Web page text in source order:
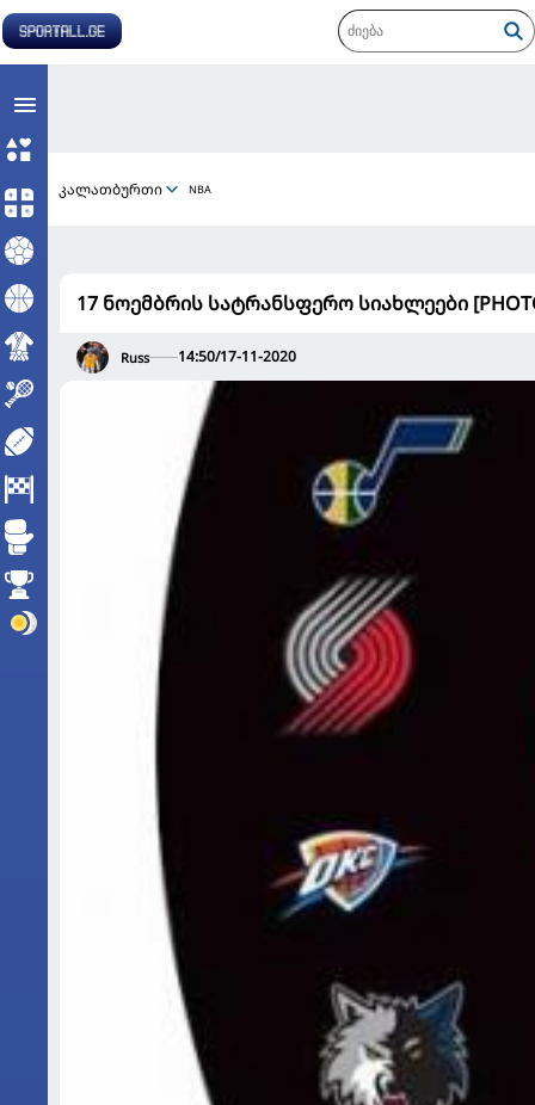
კალათბურთი NBA
17 ნოემბრის სატრანსფერო სიახლეები
Russ 14:50/17-11-2020